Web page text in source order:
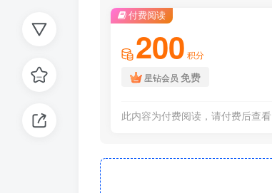
付费阅读
200 积分
星钻会员 免费
此内容为付费阅读，请付费后查看